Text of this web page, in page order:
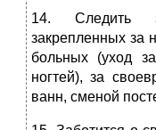
14. Следить
закрепленных за
больных (уход
ногтей), за
ванн, сменой